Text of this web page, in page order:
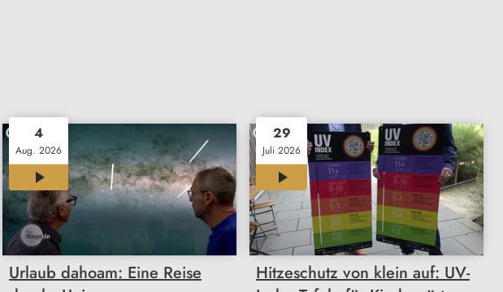
4
Aug. 2026
03:37
Urlaub dahoam: Eine Reise
29
Juli 2026
00:40
Hitzeschutz von klein auf: UV-